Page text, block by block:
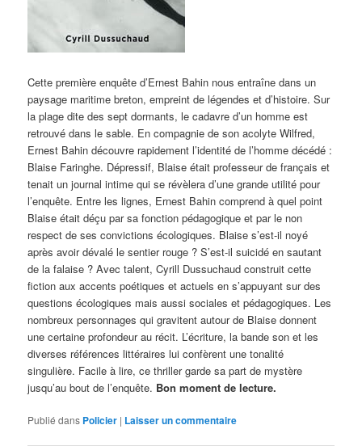
Cette première enquête d’Ernest Bahin nous entraîne dans un
paysage maritime breton, empreint de légendes et d’histoire. Sur
la plage dite des sept dormants, le cadavre d’un homme est
retrouvé dans le sable. En compagnie de son acolyte Wilfred,
Ernest Bahin découvre rapidement l’identité de l’homme décédé :
Blaise Faringhe. Dépressif, Blaise était professeur de français et
tenait un journal intime qui se révèlera d’une grande utilité pour
l’enquête. Entre les lignes, Ernest Bahin comprend à quel point
Blaise était déçu par sa fonction pédagogique et par le non
respect de ses convictions écologiques. Blaise s’est-il noyé
après avoir dévalé le sentier rouge ? S’est-il suicidé en sautant
de la falaise ? Avec talent, Cyrill Dussuchaud construit cette
fiction aux accents poétiques et actuels en s’appuyant sur des
questions écologiques mais aussi sociales et pédagogiques. Les
nombreux personnages qui gravitent autour de Blaise donnent
une certaine profondeur au récit. L’écriture, la bande son et les
diverses références littéraires lui confèrent une tonalité
singulière. Facile à lire, ce thriller garde sa part de mystère
jusqu’au bout de l’enquête. Bon moment de lecture.
Publié dans Policier | Laisser un commentaire